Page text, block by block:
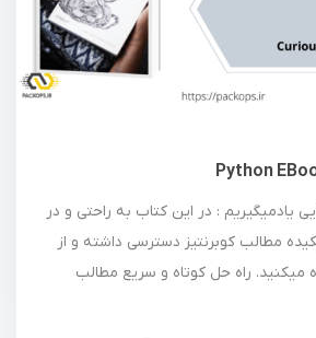
یادمیگیریم : در این کتاب به راحتی و در
مطالب کوبرنتیز دسترسی داشته و از
میکنید. راه حل کوتاه و سریع مطالب